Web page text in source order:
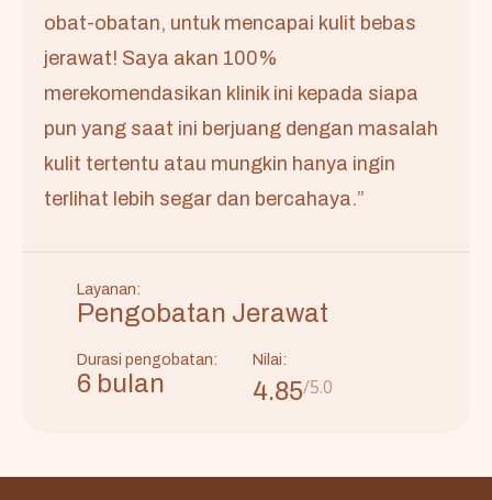
obat-obatan, untuk mencapai kulit bebas
jerawat! Saya akan 100%
merekomendasikan klinik ini kepada siapa
pun yang saat ini berjuang dengan masalah
kulit tertentu atau mungkin hanya ingin
terlihat lebih segar dan bercahaya.”
Layanan:
Pengobatan Jerawat
Durasi pengobatan:
6 bulan
Nilai:
4.85/5.0